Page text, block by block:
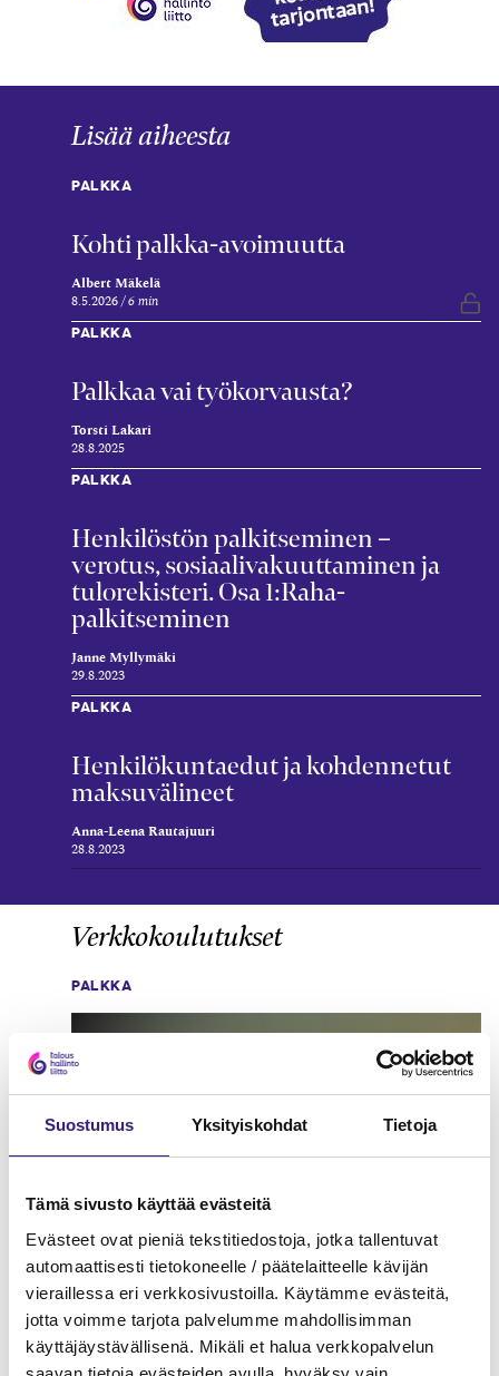
Suostumus Yksityiskohdat Tietoja
Tämä sivusto käyttää evästeitä
Evästeet ovat pieniä tekstitiedostoja, jotka tallentuvat
automaattisesti tietokoneelle / päätelaitteelle kävijän
vieraillessa eri verkkosivustoilla. Käytämme evästeitä,
jotta voimme tarjota palvelumme mahdollisimman
käyttäjäystävällisenä. Mikäli et halua verkkopalvelun
Lisää aiheesta
PALKKA
Kohti palkka-avoimuutta
Albert Mäkelä
8.5.2026 6 min
PALKKA
Palkkaa vai työkorvausta?
Torsti Lakari
28.8.2025
PALKKA
Henkilöstön palkit­seminen –
verotus, sosiaali­vakuuttaminen ja
tulo­rekisteri. Osa 1:Raha­
palkitseminen
Janne Myllymäki
29.8.2023
PALKKA
Henkilö­kunta­edut ja kohden­netut
maksu­välineet
Anna-Leena Rautajuuri
28.8.2023
Verkkokoulutukset
PALKKA